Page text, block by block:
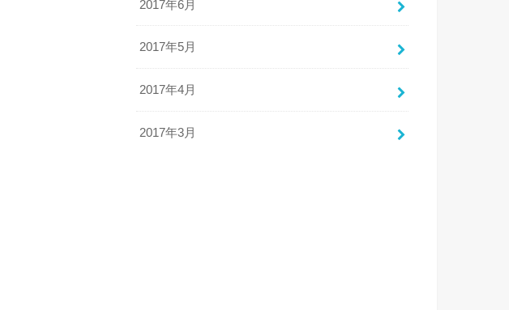
2017年6月
2017年5月
2017年4月
2017年3月